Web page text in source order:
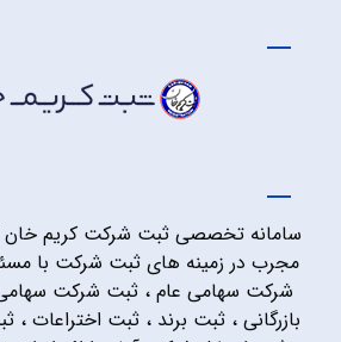
سامانه تخصصی ثبت شرکت کریم خان
مجرب در زمینه های ثبت شرکت با
شرکت سهامی عام ، ثبت شرکت
بازرگانی ، ثبت برند ، ثبت اختراعات